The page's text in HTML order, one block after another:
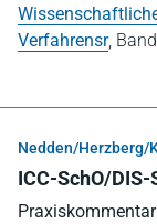
Verfahrensr,
Nedden/Herzberg/
ICC-SchO/DIS-